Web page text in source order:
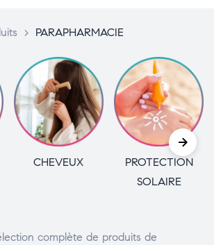
> PARAPHARMACIE
PROTECTION
HYGIÈNE
BUCCO-
complète de produits de